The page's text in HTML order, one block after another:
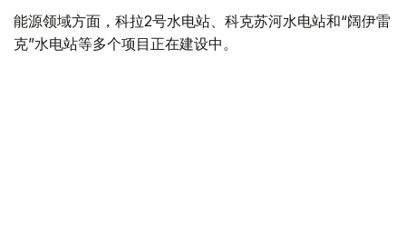
能源领域方面，科拉2号水电站、科克苏河水电站和“阔伊雷
克”水电站等多个项目正在建设中。